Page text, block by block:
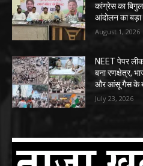
कांग्रेस का
आंदोलन का बड़ा
August 1, 2026
NEET पेपर
बना रणक्षेत्र,
और आंसू गैस के
July 23, 2026